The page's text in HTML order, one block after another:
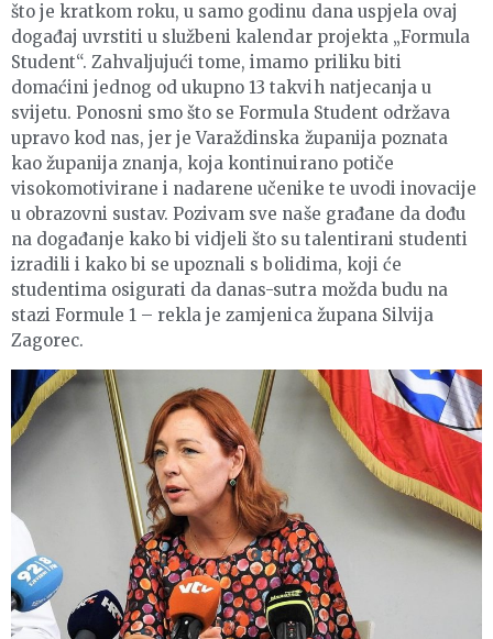
što je kratkom roku, u samo godinu dana uspjela ovaj
događaj uvrstiti u službeni kalendar projekta „Formula
Student“. Zahvaljujući tome, imamo priliku biti
domaćini jednog od ukupno 13 takvih natjecanja u
svijetu. Ponosni smo što se Formula Student održava
upravo kod nas, jer je Varaždinska županija poznata
kao županija znanja, koja kontinuirano potiče
visokomotivirane i nadarene učenike te uvodi inovacije
u obrazovni sustav. Pozivam sve naše građane da dođu
na događanje kako bi vidjeli što su talentirani studenti
izradili i kako bi se upoznali s bolidima, koji će
studentima osigurati da danas-sutra možda budu na
stazi Formule 1 – rekla je zamjenica župana Silvija
Zagorec.